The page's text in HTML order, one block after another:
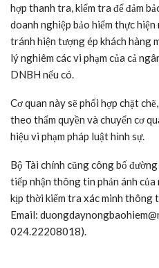
hợp thanh tra, kiểm tra để đảm
doanh nghiệp bảo hiểm thực
tránh hiện tượng ép khách hàng
lý nghiêm các vi phạm của cả
DNBH nếu có.
Cơ quan này sẽ phối hợp chặt
theo thẩm quyền và chuyển cơ
hiệu vi phạm pháp luật hình sự.
Bộ Tài chính cũng công bố
tiếp nhận thông tin phản ánh
kịp thời kiểm tra xác minh thông
Email:
024.22208018).